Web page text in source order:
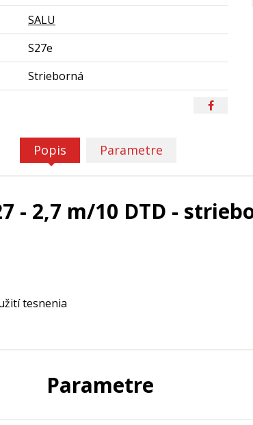
SALU
S27e
Strieborná
Popis Parametre
- 2,7 m/10 DTD -
tesnenia
Parametre